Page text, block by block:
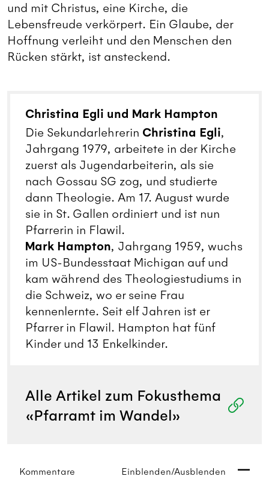
und mit Christus, eine Kirche, die
Lebensfreude verkörpert. Ein Glaube, der
Hoffnung verleiht und den Menschen den
Rücken stärkt, ist ansteckend.
Christina Egli und Mark Hampton
Die Sekundarlehrerin Christina Egli,
Jahrgang 1979, arbeitete in der Kirche
zuerst als Jugendarbeiterin, als sie
nach Gossau SG zog, und studierte
dann Theologie. Am 17. August wurde
sie in St. Gallen ordiniert und ist nun
Pfarrerin in Flawil.
Mark Hampton, Jahrgang 1959, wuchs
im US-Bundesstaat Michigan auf und
kam während des Theologiestudiums in
die Schweiz, wo er seine Frau
kennenlernte. Seit elf Jahren ist er
Pfarrer in Flawil. Hampton hat fünf
Kinder und 13 Enkelkinder.
Alle Artikel zum Fokusthema
«Pfarramt im Wandel»
Kommentare Einblenden/Ausblenden